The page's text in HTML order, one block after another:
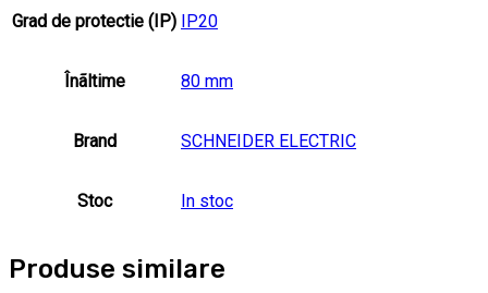
Grad de protectie (IP) IP20
Înãltime 80 mm
Brand SCHNEIDER ELECTRIC
Stoc In stoc
Produse similare